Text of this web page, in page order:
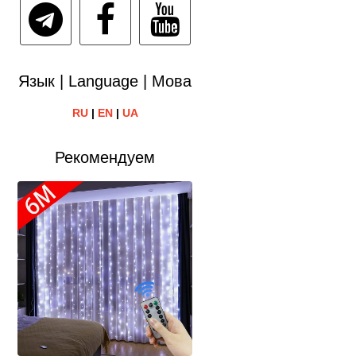
Язык | Language | Мова
RU| EN| UA
Рекомендуем